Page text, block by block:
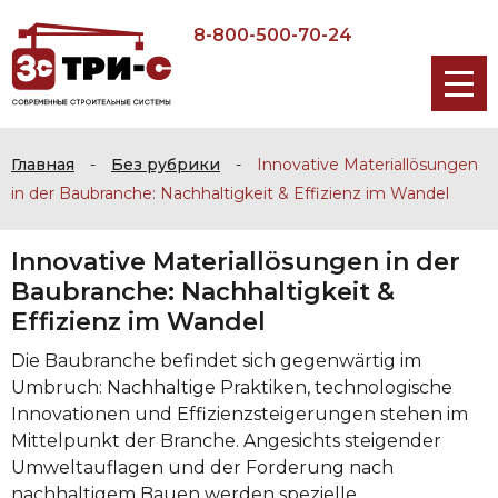
8-800-500-70-24
Главная - Без рубрики -
Innovative Materiallösungen
in der Baubranche: Nachhaltigkeit & Effizienz im Wandel
Innovative Materiallösungen in der
Baubranche: Nachhaltigkeit &
Effizienz im Wandel
Die Baubranche befindet sich gegenwärtig im
Umbruch: Nachhaltige Praktiken, technologische
Innovationen und Effizienzsteigerungen stehen im
Mittelpunkt der Branche. Angesichts steigender
Umweltauflagen und der Forderung nach